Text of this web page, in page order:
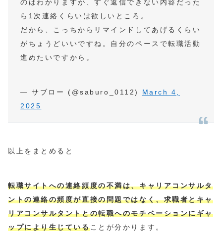
のはわかりますが、すぐ返信できない内容だった
ら1次連絡くらいは欲しいところ。
だから、こっちからリマインドしてあげるくらい
がちょうどいいですね。自分のペースで転職活動
進めたいですから。
— サブロー (@saburo_0112) March 4,
2025
以上をまとめると
転職サイトへの連絡頻度の不満は、キャリアコンサルタ
ントの連絡の頻度が直接の問題ではなく、求職者とキャ
リアコンサルタントとの転職へのモチベーションにギャ
ップにより生じていることが分かります。